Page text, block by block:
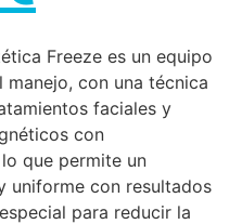
Freeze es un equipo
con una técnica
faciales y
con
que permite un
uniforme con resultados
para reducir la